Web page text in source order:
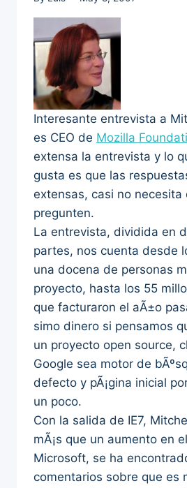
Interesante entrevista a
es CEO de Mozilla
extensa la entrevista y lo
gusta es que las
extensas, casi no necesita
pregunten.
La entrevista, dividida en
partes, nos cuenta desde
una docena de personas
proyecto, hasta los 55
que facturaron el aÃ±o
simo dinero si pensamos
un proyecto open source,
Google sea motor de
defecto y pÃ¡gina inicial
un poco.
Con la salida de IE7,
mÃ¡s que un aumento en
Microsoft, se ha
comentarios sobre que es